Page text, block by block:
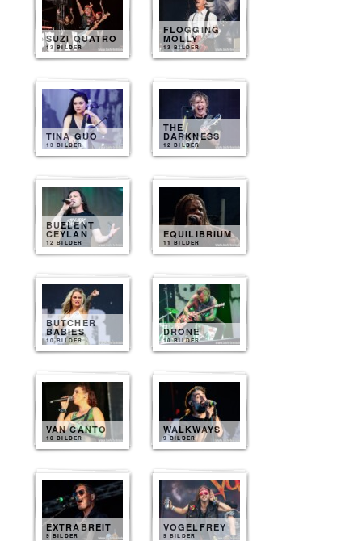
SUZI QUATRO
13 BILDER
FLOGGING
MOLLY
13 BILDER
TINA GUO
13 BILDER
THE
DARKNESS
12 BILDER
BUELENT
CEYLAN
12 BILDER
EQUILIBRIUM
11 BILDER
BUTCHER
BABIES
10 BILDER
DRONE
10 BILDER
VAN CANTO
10 BILDER
WALKWAYS
9 BILDER
EXTRABREIT
9 BILDER
VOGELFREY
9 BILDER